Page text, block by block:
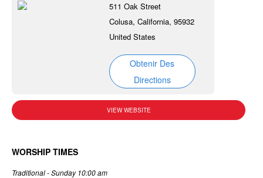
511 Oak Street
Colusa, California, 95932
United States
Obtenir Des
Directions
VIEW WEBSITE
WORSHIP TIMES
Traditional - Sunday 10:00 am